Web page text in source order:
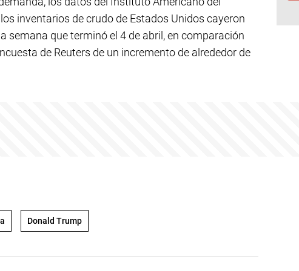
inventarios de crudo de Estados Unidos cayeron
semana que terminó el 4 de abril, en comparación
de Reuters de un incremento de alrededor de
Donald Trump